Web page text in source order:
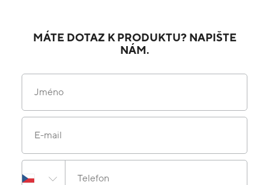
MÁTE DOTAZ K PRODUKTU? NAPIŠTE
NÁM.
Jméno
E-mail
Telefon